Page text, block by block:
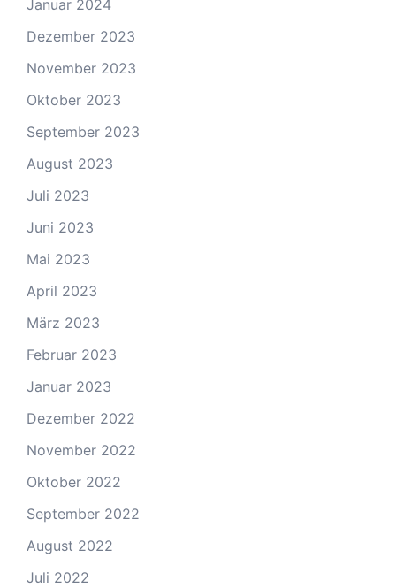
Januar 2024
Dezember 2023
November 2023
Oktober 2023
September 2023
August 2023
Juli 2023
Juni 2023
Mai 2023
April 2023
März 2023
Februar 2023
Januar 2023
Dezember 2022
November 2022
Oktober 2022
September 2022
August 2022
Juli 2022